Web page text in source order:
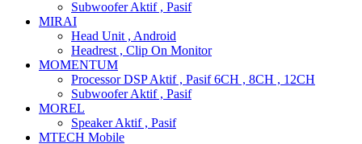
Subwoofer Aktif , Pasif
MIRAI
Head Unit , Android
Headrest , Clip On Monitor
MOMENTUM
Processor DSP Aktif , Pasif 6CH , 8CH , 12CH
Subwoofer Aktif , Pasif
MOREL
Speaker Aktif , Pasif
MTECH Mobile